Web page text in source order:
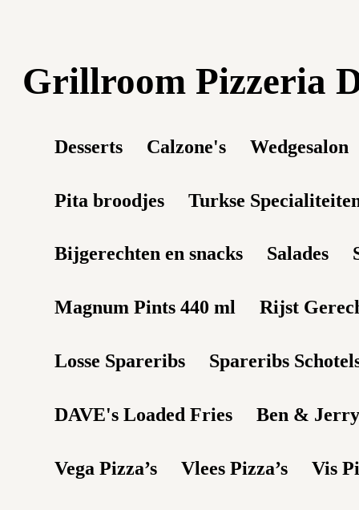
Grillroom Pizzeria
Desserts Calzone's Wedgesalon
Pita broodjes Turkse
Bijgerechten en snacks Salades
Magnum Pints 440 ml Rijst
Losse Spareribs Spareribs
DAVE's Loaded Fries Ben &
Vega Pizza’s Vlees Pizza’s Vis